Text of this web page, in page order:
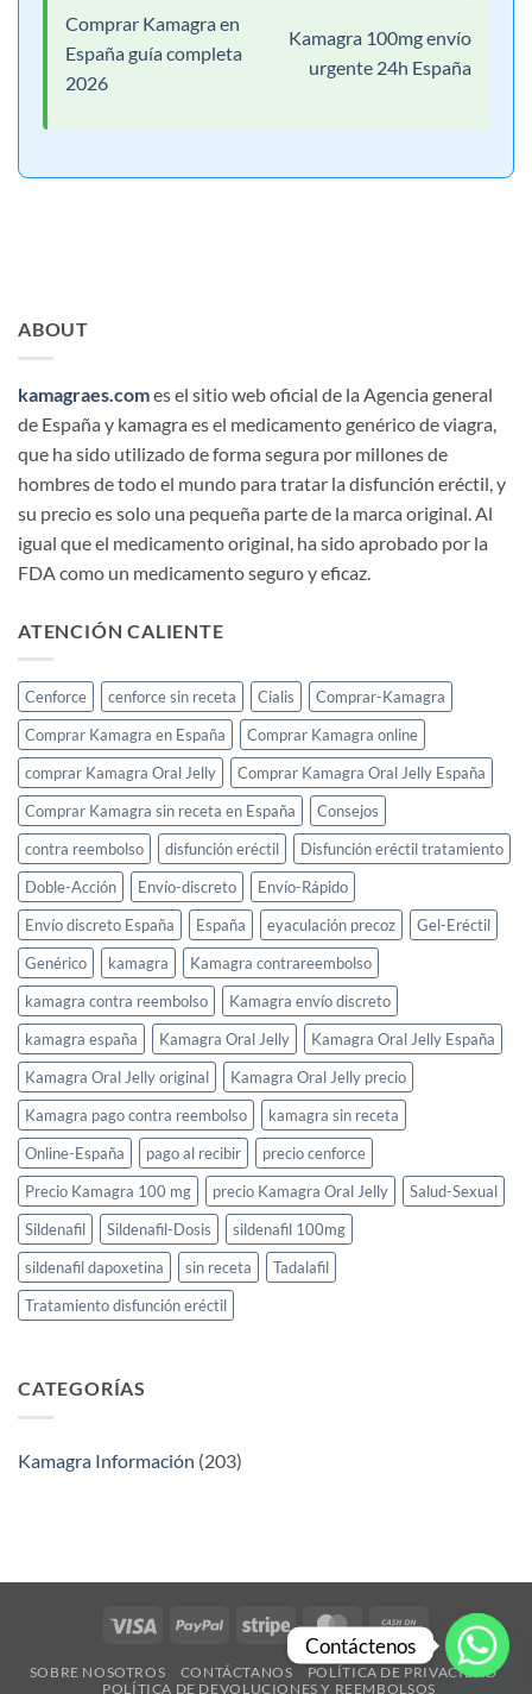
Comprar Kamagra en
España guía completa
2026
Kamagra 100mg envío
urgente 24h España
ABOUT
kamagraes.comes el sitio web oficial de la Agencia general
de España y kamagra es el medicamento genérico de viagra,
que ha sido utilizado de forma segura por millones de
hombres de todo el mundo para tratar la disfunción eréctil, y
su precio es solo una pequeña parte de la marca original. Al
igual que el medicamento original, ha sido aprobado por la
FDA como un medicamento seguro y eficaz.
ATENCIÓN CALIENTE
Cenforce cenforce sin receta Cialis
Comprar-Kamagra
Comprar Kamagra en España
Comprar Kamagra online
comprar Kamagra Oral Jelly
Comprar Kamagra Oral Jelly España
Comprar Kamagra sin receta en España
Consejos
contra reembolso
disfunción eréctil
Disfunción eréctil tratamiento
Doble-Acción
Envío-discreto
Envío-Rápido
Envío discreto España
España eyaculación precoz
Gel-Eréctil
Genérico
kamagra
Kamagra contrareembolso
kamagra contra reembolso
Kamagra envío discreto
kamagra españa
Kamagra Oral Jelly
Kamagra Oral Jelly España
Kamagra Oral Jelly original
Kamagra Oral Jelly precio
Kamagra pago contra reembolso
kamagra sin receta
Online-España
pago al recibir
precio cenforce
Precio Kamagra 100 mg
precio Kamagra Oral Jelly
Salud-Sexual
Sildenafil
Sildenafil-Dosis
sildenafil 100mg
sildenafil dapoxetina
sin receta
Tadalafil
Tratamiento disfunción eréctil
CATEGORÍAS
Kamagra Información (203)
Visa PayPal Stripe MasterCardCash
On
Delivery
SOBRE NOSOTROS CONTÁCTANOS
POLÍTICA DE PRIVACIDAD​
POLÍTICA DE DEVOLUCIONES Y REEMBOLSOS
Contáctenos